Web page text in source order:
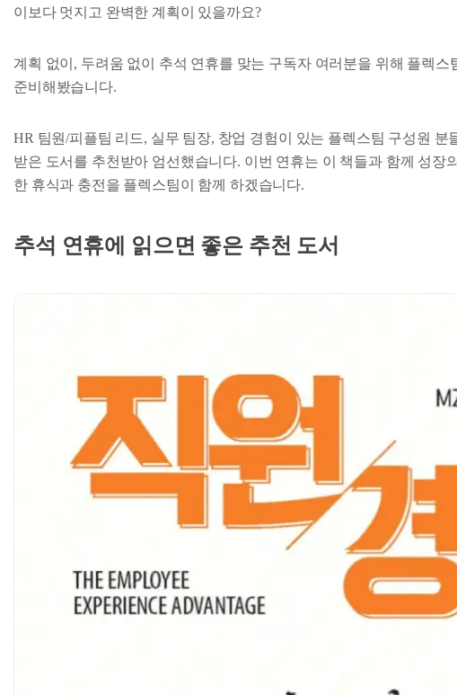
이보다 멋지고 완벽한 계획이 있을까요?
계획 없이, 두려움 없이 추석 연휴를 맞는 구독자 여러분을 위해 플렉스
준비해봤습니다.
HR 팀원/피플팀 리드, 실무 팀장, 창업 경험이 있는 플렉스팀 구성원 분
받은 도서를 추천받아 엄선했습니다. 이번 연휴는 이 책들과 함께 성장
한 휴식과 충전을 플렉스팀이 함께 하겠습니다.
추석 연휴에 읽으면 좋은 추천 도서